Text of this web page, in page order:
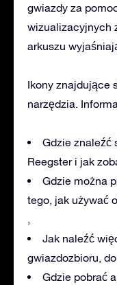
gwiazdy za
wizualizacyjnych
arkuszu
Ikony znajdujące
narzędzia.
Gdzie znaleźć
Reegster i jak
Gdzie można
tego, jak używać
,
Jak naleźć
gwiazdozbioru,
Gdzie pobrać